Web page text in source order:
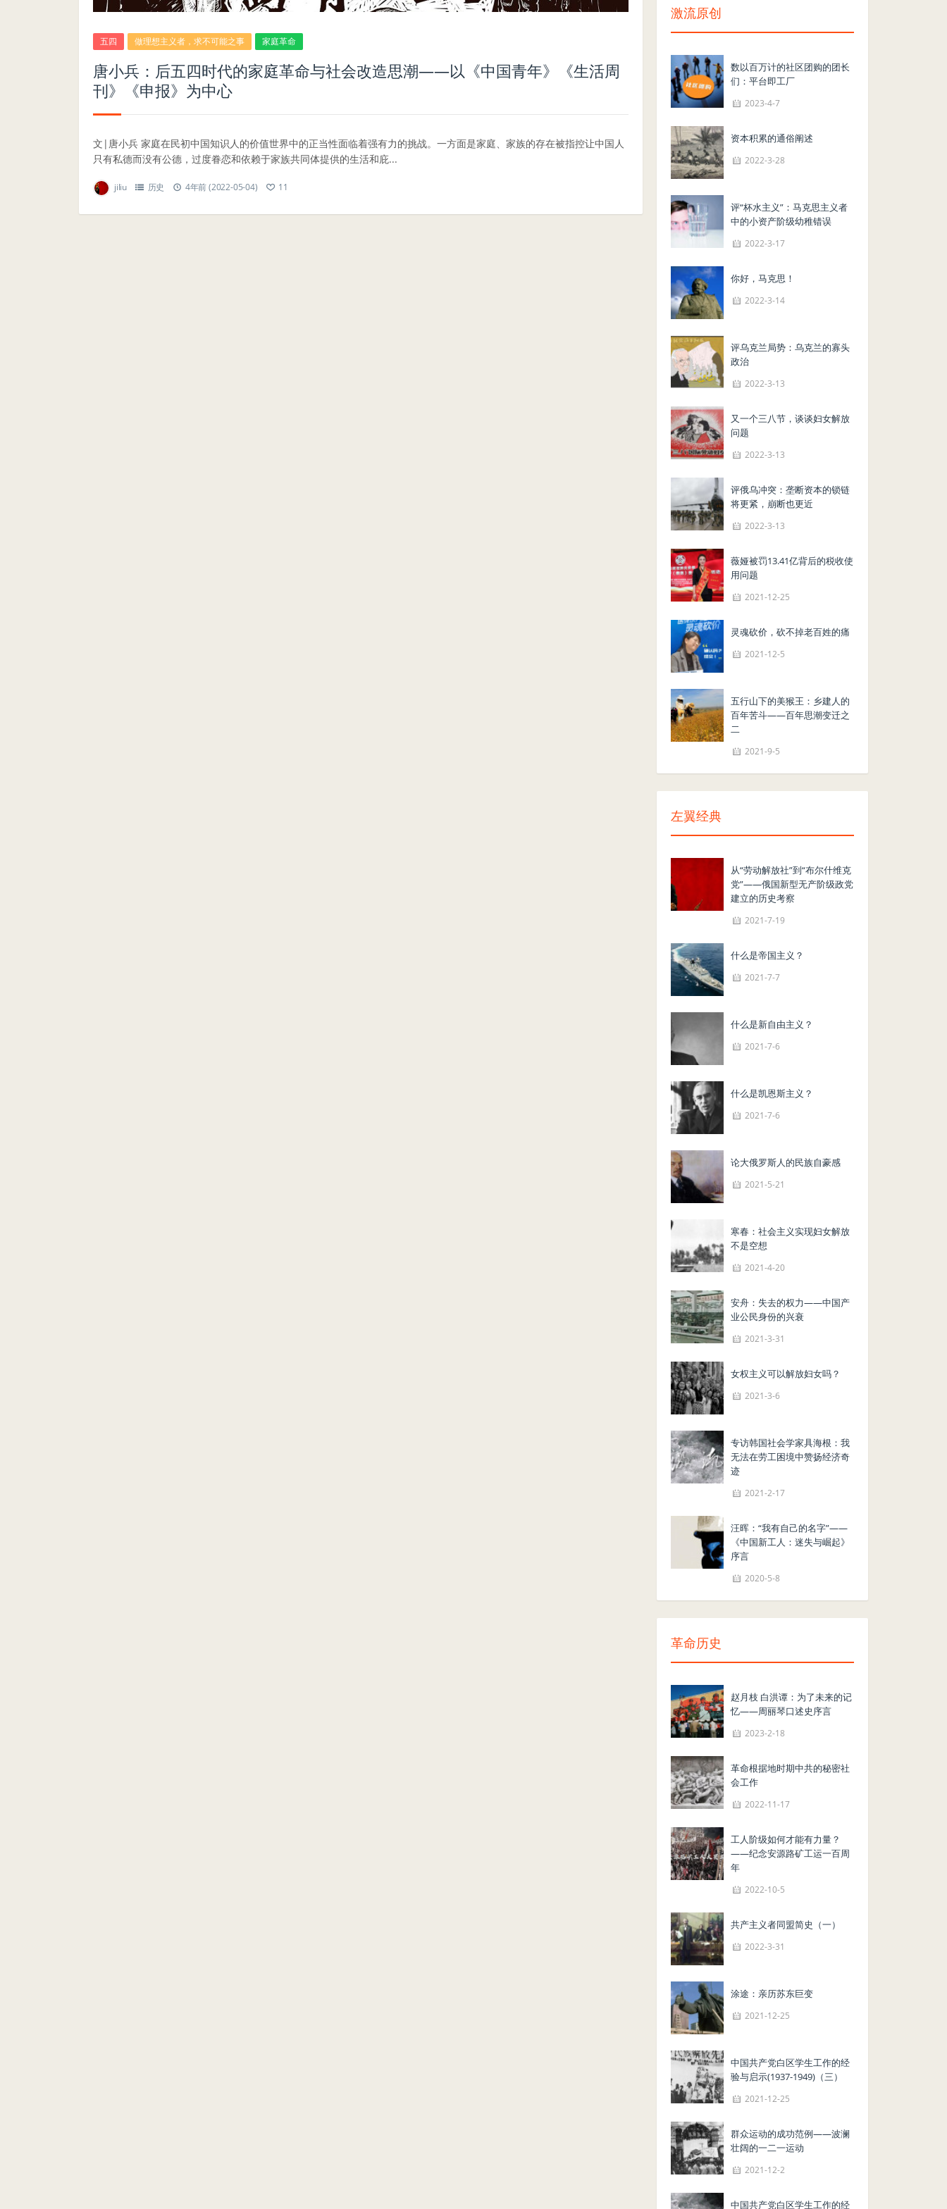
五四 做理想主义者，求不可能之事 家庭革命
唐小兵：后五四时代的家庭革命与社会改造思潮——以《中国青年》《生活周
刊》《申报》为中心
文|唐小兵 家庭在民初中国知识人的价值世界中的正当性面临着强有力的挑战。一方面是家庭、家族的存在被指控让中国人
只有私德而没有公德，过度眷恋和依赖于家族共同体提供的生活和庇...
jiliu 历史 4年前 (2022-05-04) 11
激流原创
数以百万计的社区团购的团长
们：平台即工厂
2023-4-7
资本积累的通俗阐述
2022-3-28
评“杯水主义”：马克思主义者
中的小资产阶级幼稚错误
2022-3-17
你好，马克思！
2022-3-14
评乌克兰局势：乌克兰的寡头
政治
2022-3-13
又一个三八节，谈谈妇女解放
问题
2022-3-13
评俄乌冲突：垄断资本的锁链
将更紧，崩断也更近
2022-3-13
薇娅被罚13.41亿背后的税收使
用问题
2021-12-25
灵魂砍价，砍不掉老百姓的痛
2021-12-5
五行山下的美猴王：乡建人的
百年苦斗——百年思潮变迁之
二
2021-9-5
左翼经典
从“劳动解放社”到“布尔什维克
党”——俄国新型无产阶级政党
建立的历史考察
2021-7-19
什么是帝国主义？
2021-7-7
什么是新自由主义？
2021-7-6
什么是凯恩斯主义？
2021-7-6
论大俄罗斯人的民族自豪感
2021-5-21
寒春：社会主义实现妇女解放
不是空想
2021-4-20
安舟：失去的权力——中国产
业公民身份的兴衰
2021-3-31
女权主义可以解放妇女吗？
2021-3-6
专访韩国社会学家具海根：我
无法在劳工困境中赞扬经济奇
迹
2021-2-17
汪晖：“我有自己的名字”——
《中国新工人：迷失与崛起》
序言
2020-5-8
革命历史
赵月枝 白洪谭：为了未来的记
忆——周丽琴口述史序言
2023-2-18
革命根据地时期中共的秘密社
会工作
2022-11-17
工人阶级如何才能有力量？
——纪念安源路矿工运一百周
年
2022-10-5
共产主义者同盟简史（一）
2022-3-31
涂途：亲历苏东巨变
2021-12-25
中国共产党白区学生工作的经
验与启示(1937-1949)（三）
2021-12-25
群众运动的成功范例——波澜
壮阔的一二一运动
2021-12-2
中国共产党白区学生工作的经